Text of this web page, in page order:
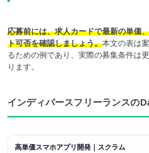
応募前には、求人カードで最新の単価
ト可否を確認しましょう。本文の表は
るための例であり、実際の募集条件は
ります。
インディバースフリーランスの
高単価スマホアプリ開発｜スクラム